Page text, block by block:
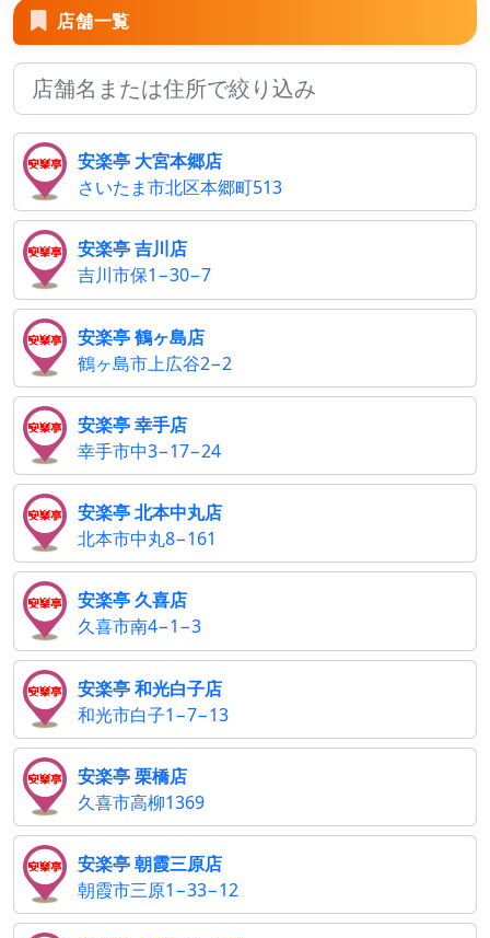
店舗一覧
安楽亭 大宮本郷店
さいたま市北区本郷町513
安楽亭 吉川店
吉川市保1−30−7
安楽亭 鶴ヶ島店
鶴ヶ島市上広谷2−2
安楽亭 幸手店
幸手市中3−17−24
安楽亭 北本中丸店
北本市中丸8−161
安楽亭 久喜店
久喜市南4−1−3
安楽亭 和光白子店
和光市白子1−7−13
安楽亭 栗橋店
久喜市高柳1369
安楽亭 朝霞三原店
朝霞市三原1−33−12